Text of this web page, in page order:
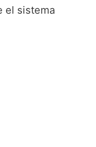
el sistema